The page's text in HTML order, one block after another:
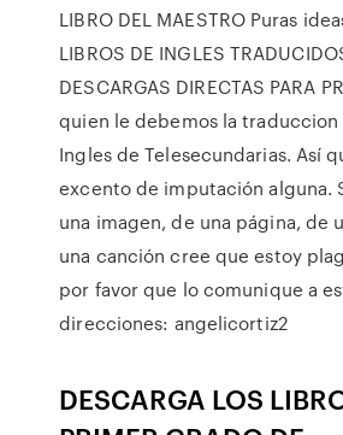
LIBRO DEL MAESTRO Puras
LIBROS DE INGLES
DESCARGAS DIRECTAS PARA
quien le debemos la
Ingles de Telesecundarias. Así
excento de imputación alguna.
una imagen, de una página, de
una canción cree que estoy
por favor que lo comunique a
direcciones: angelicortiz2
DESCARGA LOS